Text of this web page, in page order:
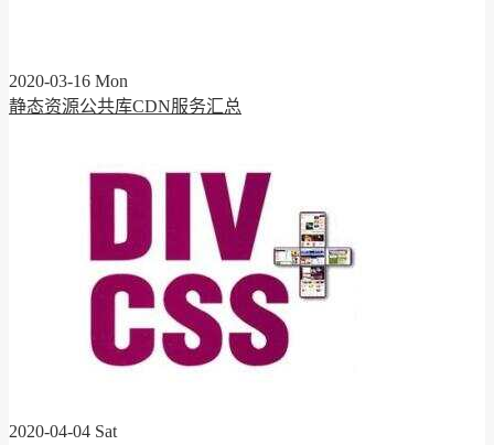
2020-03-16 Mon
静态资源公共库CDN服务汇总
2020-04-04 Sat